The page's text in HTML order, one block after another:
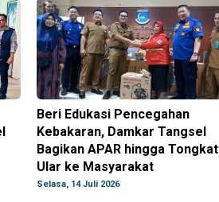
Beri Edukasi Pencegahan
Kebakaran, Damkar Tangsel
Bagikan APAR hingga Tongkat
Ular ke Masyarakat
Selasa, 14 Juli 2026